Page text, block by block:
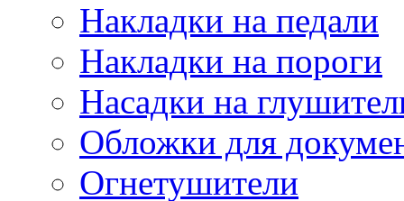
Накладки на педали
Накладки на пороги
Насадки на
Обложки для
Огнетушители